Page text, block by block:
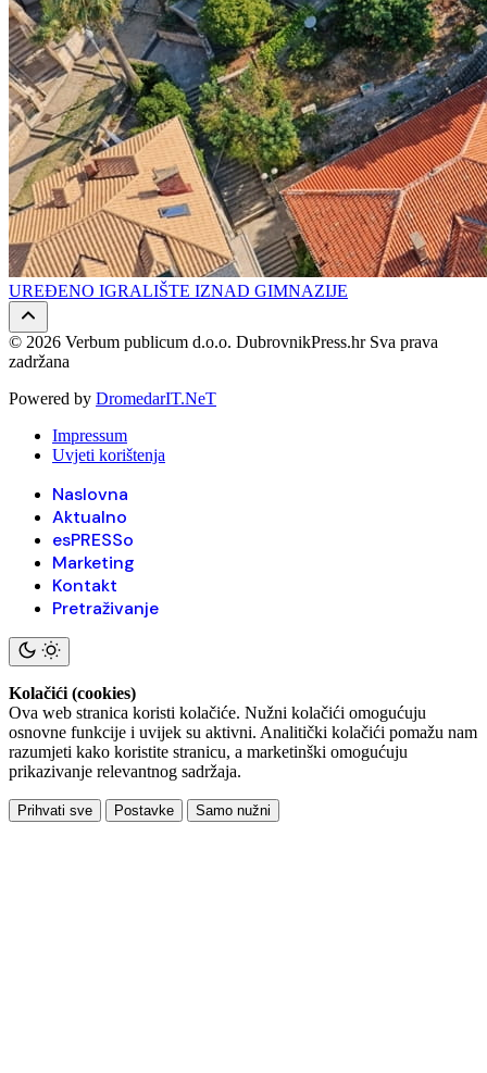
UREĐENO IGRALIŠTE IZNAD GIMNAZIJE
© 2026 Verbum publicum d.o.o. DubrovnikPress.hr Sva prava
zadržana
Powered by DromedarIT.NeT
Impressum
Uvjeti korištenja
Naslovna
Aktualno
esPRESSo
Marketing
Kontakt
Pretraživanje
Kolačići (cookies)
Ova web stranica koristi kolačiće. Nužni kolačići omogućuju
osnovne funkcije i uvijek su aktivni. Analitički kolačići pomažu nam
razumjeti kako koristite stranicu, a marketinški omogućuju
prikazivanje relevantnog sadržaja.
Prihvati sve Postavke Samo nužni